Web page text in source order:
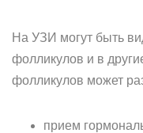
На УЗИ могут быть
фолликулов и в
фолликулов может
прием